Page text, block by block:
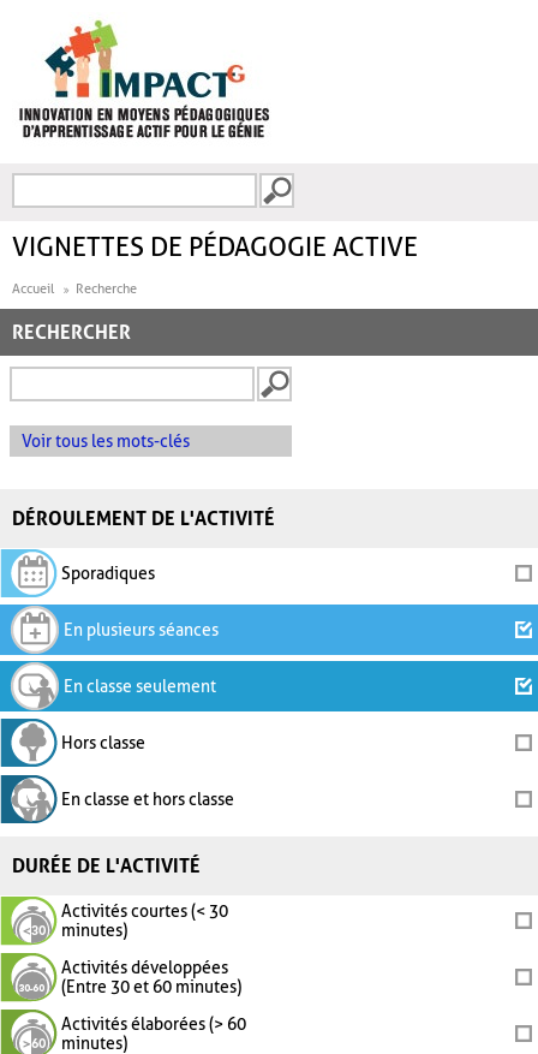
FORMULAIRE DE
VIGNETTES DE PÉDAGOGIE ACTIVE
Accueil Recherche
RECHERCHER
Voir tous les mots-clés
DÉROULEMENT DE L'ACTIVITÉ
Sporadiques
En plusieurs séances
En classe seulement
Hors classe
En classe et hors classe
DURÉE DE L'ACTIVITÉ
Activités courtes (< 30
minutes)
Activités développées
(Entre 30 et 60 minutes)
Activités élaborées (> 60
minutes)